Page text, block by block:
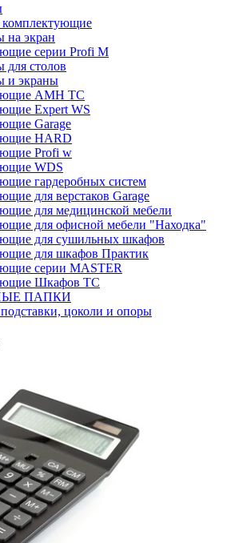
комплектующие
на экран
серии Profi M
для столов
и экраны
AMH TC
Expert WS
Garage
HARD
Profi w
WDS
гардеробных систем
для верстаков Garage
для медицинской мебели
для офисной мебели "Находка"
для сушильных шкафов
для шкафов Практик
серии MASTER
Шкафов ТС
ПАПКИ
цоколи и опоры